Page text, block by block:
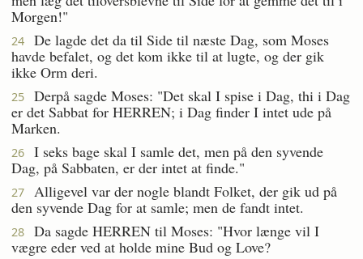
Morgen!"
24
De lagde det da til Side til næste Dag, som Moses
havde befalet, og det kom ikke til at lugte, og der gik
ikke Orm deri.
25
Derpå sagde Moses: "Det skal I spise i Dag, thi i Dag
er det Sabbat for HERREN; i Dag finder I intet ude på
Marken.
26
I seks bage skal I samle det, men på den syvende
Dag, på Sabbaten, er der intet at finde."
27
Alligevel var der nogle blandt Folket, der gik ud på
den syvende Dag for at samle; men de fandt intet.
28
Da sagde HERREN til Moses: "Hvor længe vil I
vægre eder ved at holde mine Bud og Love?